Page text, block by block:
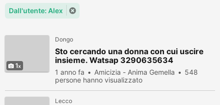
Dall'utente: Alex
1
Dongo
Sto cercando una donna con cui uscire
insieme. Watsap 3290635634
1 anno fa Amicizia - Anima Gemella
548
persone hanno visualizzato
Lecco